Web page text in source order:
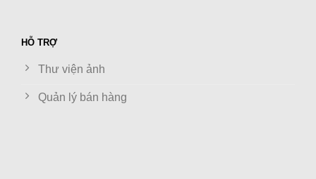
HỖ TRỢ
Thư viện ảnh
Quản lý bán hàng